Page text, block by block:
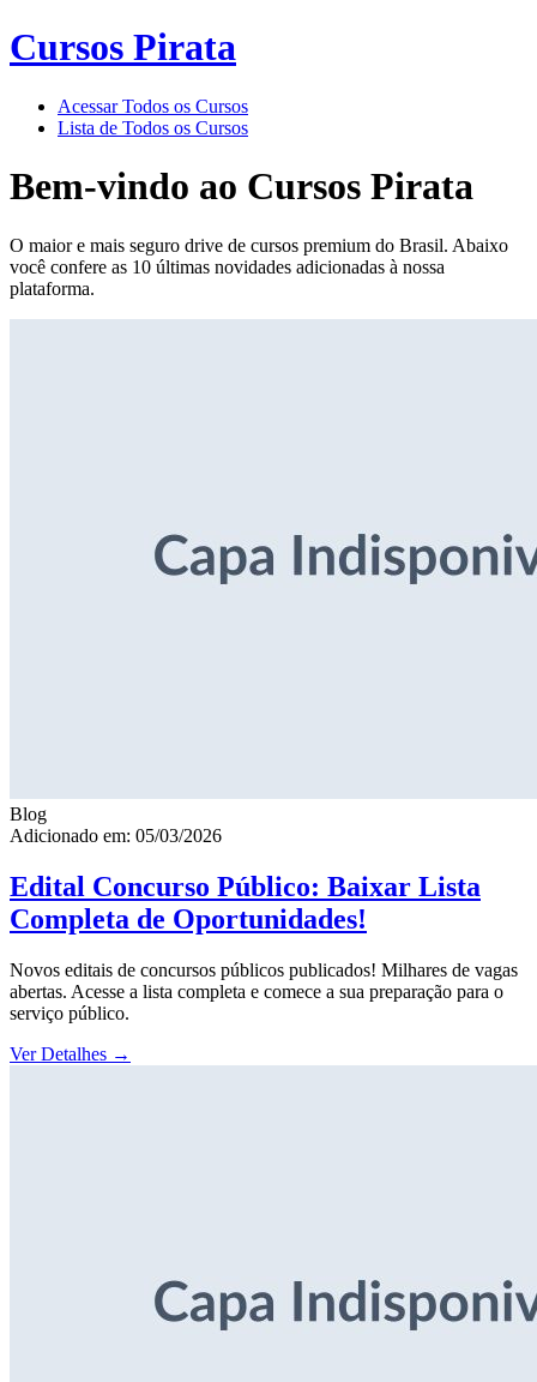
Cursos Pirata
Acessar Todos os Cursos
Lista de Todos os Cursos
Bem-vindo ao Cursos Pirata
O maior e mais seguro drive de cursos premium do Brasil. Abaixo
você confere as 10 últimas novidades adicionadas à nossa
plataforma.
Blog
Adicionado em: 05/03/2026
Edital Concurso Público: Baixar Lista
Completa de Oportunidades!
Novos editais de concursos públicos publicados! Milhares de vagas
abertas. Acesse a lista completa e comece a sua preparação para o
serviço público.
Ver Detalhes →